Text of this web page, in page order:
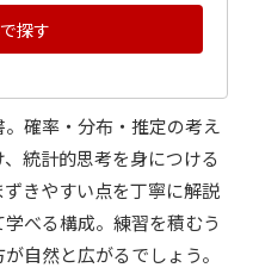
探す
確率・分布・推定の考え
統計的思考を身につける
きやすい点を丁寧に解説
べる構成。練習を積むう
自然と広がるでしょう。